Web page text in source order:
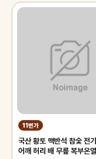
11번가
국산 황토 맥반석 참숯 전
어깨 허리 배 무릎 복부온